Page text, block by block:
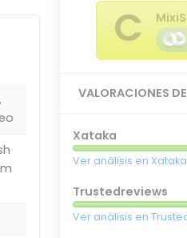
C
VALORACIONES
Xataka
Ver análisis en Xataka
Trustedreviews
Ver análisis en